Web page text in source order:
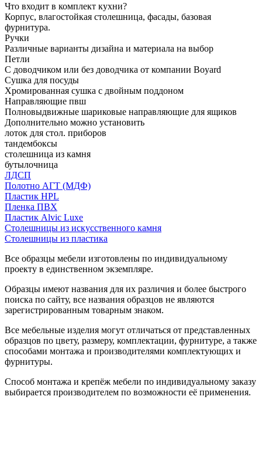
Что входит в комплект кухни?
Корпус, влагостойкая столешница, фасады, базовая
фурнитура.
Ручки
Различные варианты дизайна и материала на выбор
Петли
С доводчиком или без доводчика от компании Boyard
Сушка для посуды
Хромированная сушка с двойным поддоном
Направляющие пвш
Полновыдвижные шариковые направляющие для ящиков
Дополнительно можно установить
лоток для стол. приборов
тандембоксы
столешница из камня
бутылочница
ЛДСП
Полотно АГТ (МДФ)
Пластик HPL
Пленка ПВХ
Пластик Alvic Luxe
Столешницы из искусственного камня
Столешницы из пластика
Все образцы мебели изготовлены по индивидуальному
проекту в единственном экземпляре.
Образцы имеют названия для их различия и более быстрого
поиска по сайту, все названия образцов не являются
зарегистрированным товарным знаком.
Все мебельные изделия могут отличаться от представленных
образцов по цвету, размеру, комплектации, фурнитуре, а также
способами монтажа и производителями комплектующих и
фурнитуры.
Способ монтажа и крепёж мебели по индивидуальному заказу
выбирается производителем по возможности её применения.